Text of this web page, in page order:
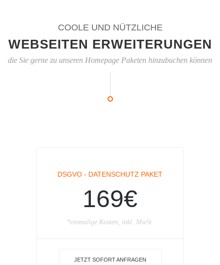
COOLE UND NÜTZLICHE
WEBSEITEN ERWEITERUNGEN
die Sie gerne zu unseren Homepage Paketen hinzubuchen können
DSGVO - DATENSCHUTZ PAKET
169€
*einmalige Kosten, inkl. MwSt.
JETZT SOFORT ANFRAGEN